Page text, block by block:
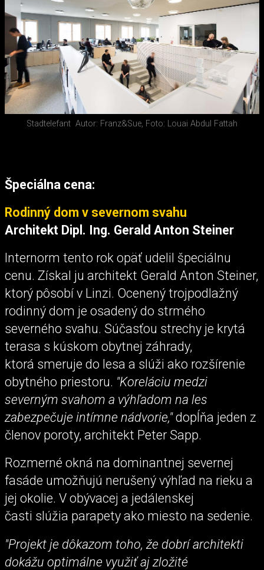
Stadtelefant Autor: Franz&Sue, Foto: Louai Abdul Fattah
Špeciálna cena:
Rodinný dom v severnom svahu
Architekt Dipl. Ing. Gerald Anton Steiner
Internorm tento rok opäť udelil špeciálnu
cenu. Získal ju architekt Gerald Anton Steiner,
ktorý pôsobí v Linzi. Ocenený trojpodlažný
rodinný dom je osadený do strmého
severného svahu. Súčasťou strechy je krytá
terasa s kúskom obytnej záhrady,
ktorá smeruje do lesa a slúži ako rozšírenie
obytného priestoru. "Koreláciu medzi
severným svahom a výhľadom na les
zabezpečuje intímne nádvorie,"dopĺňa jeden z
členov poroty, architekt Peter Sapp.
Rozmerné okná na dominantnej severnej
fasáde umožňujú nerušený výhľad na rieku a
jej okolie. V obývacej a jedálenskej
časti slúžia parapety ako miesto na sedenie.
"Projekt je dôkazom toho, že dobrí architekti
dokážu optimálne využiť aj zložité